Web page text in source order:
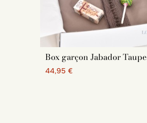
Box garçon Jabador Taupe
44,95 €